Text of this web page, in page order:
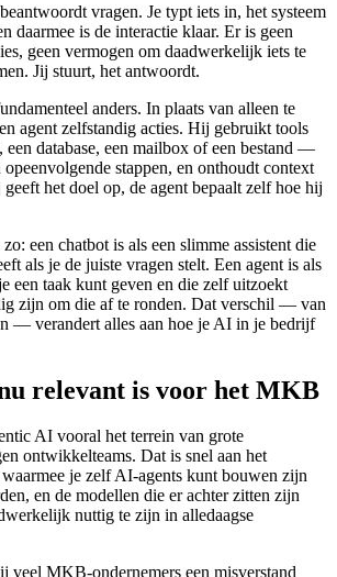
vragen. Je typt iets in, het systeem
daarmee is de interactie klaar. Er is geen
geen vermogen om daadwerkelijk iets te
Jij stuurt, het antwoordt.
anders. In plaats van alleen te
agent zelfstandig acties. Hij gebruikt tools
database, een mailbox of een bestand —
stappen, en onthoudt context
het doel op, de agent bepaalt zelf hoe hij
een chatbot is als een slimme assistent die
als je de juiste vragen stelt. Een agent is als
een taak kunt geven en die zelf uitzoekt
zijn om die af te ronden. Dat verschil — van
— verandert alles aan hoe je AI in je bedrijf
relevant is voor het MKB
AI vooral het terrein van grote
ontwikkelteams. Dat is snel aan het
je zelf AI-agents kunt bouwen zijn
en de modellen die er achter zitten zijn
nuttig te zijn in alledaagse
veel MKB-ondernemers een misverstand